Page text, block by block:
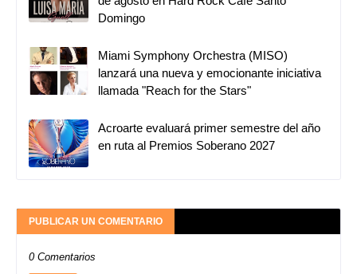
Domingo
Miami Symphony Orchestra (MISO)
lanzará una nueva y emocionante iniciativa
llamada "Reach for the Stars"
Acroarte evaluará primer semestre del año
en ruta al Premios Soberano 2027
PUBLICAR UN COMENTARIO
0 Comentarios